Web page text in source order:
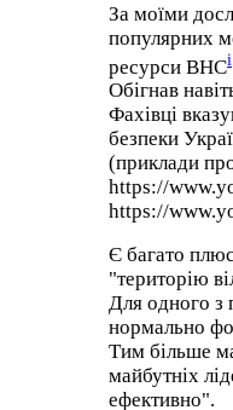
За моїми
популярних
ресурси ВНСi
Обігнав
Фахівці
безпеки
(приклади
https://
https://
Є багато
"територію
Для одного з
нормально
Тим більше
майбутніх
ефективно".